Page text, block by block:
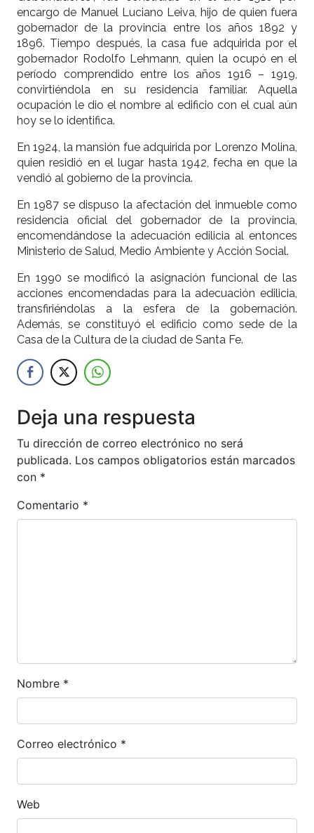
encargo de Manuel Luciano Leiva, hijo de quien fuera
gobernador de la provincia entre los años 1892 y
1896. Tiempo después, la casa fue adquirida por el
gobernador Rodolfo Lehmann, quien la ocupó en el
período comprendido entre los años 1916 – 1919,
convirtiéndola en su residencia familiar. Aquella
ocupación le dio el nombre al edificio con el cual aún
hoy se lo identifica.
En 1924, la mansión fue adquirida por Lorenzo Molina,
quien residió en el lugar hasta 1942, fecha en que la
vendió al gobierno de la provincia.
En 1987 se dispuso la afectación del inmueble como
residencia oficial del gobernador de la provincia,
encomendándose la adecuación edilicia al entonces
Ministerio de Salud, Medio Ambiente y Acción Social.
En 1990 se modificó la asignación funcional de las
acciones encomendadas para la adecuación edilicia,
transfiriéndolas a la esfera de la gobernación.
Además, se constituyó el edificio como sede de la
Casa de la Cultura de la ciudad de Santa Fe.
Deja una respuesta
Tu dirección de correo electrónico no será
publicada. Los campos obligatorios están marcados
con *
Comentario *
Nombre *
Correo electrónico *
Web